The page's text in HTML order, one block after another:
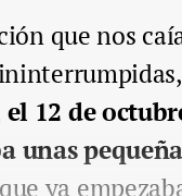
que nos
el 12 de
unas
que ya